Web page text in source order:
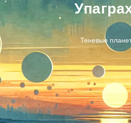
Теневые